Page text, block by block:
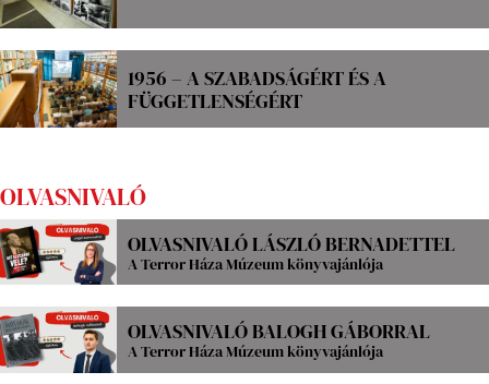
1956 – A SZABADSÁGÉRT ÉS A
FÜGGETLENSÉGÉRT
OLVASNIVALÓ
OLVASNIVALÓ LÁSZLÓ BERNADETTEL
A Terror Háza Múzeum könyvajánlója
OLVASNIVALÓ BALOGH GÁBORRAL
A Terror Háza Múzeum könyvajánlója